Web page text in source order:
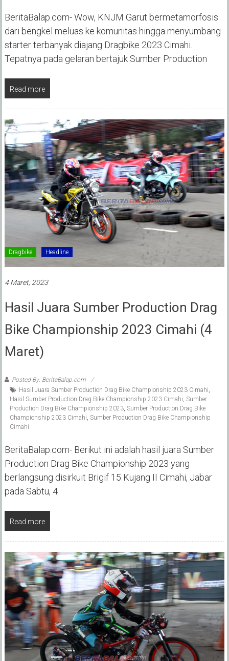
BeritaBalap.com- Wow, KNJM Garut bermetamorfosis
dari bengkel meluas ke komunitas hingga menyumbang
starter terbanyak diajang Dragbike 2023 Cimahi.
Tepatnya pada gelaran bertajuk Sumber Production
Read more
Dragbike Headline
4 Maret, 2023
Hasil Juara Sumber Production Drag
Bike Championship 2023 Cimahi (4
Maret)
Posted By: BeritaBalap.com
Hasil Juara Sumber Production Drag Bike Championship 2023 Cimahi,
Hasil Sumber Production Drag Bike Championship 2023 Cimahi, Sumber
Production Drag Bike Championship 2023, Sumber Production Drag Bike
Championship 2023 Cimahi, Sumber Production Drag Bike Championship
Cimahi
BeritaBalap.com- Berikut ini adalah hasil juara Sumber
Production Drag Bike Championship 2023 yang
berlangsung disirkuit Brigif 15 Kujang II Cimahi, Jabar
pada Sabtu, 4
Read more